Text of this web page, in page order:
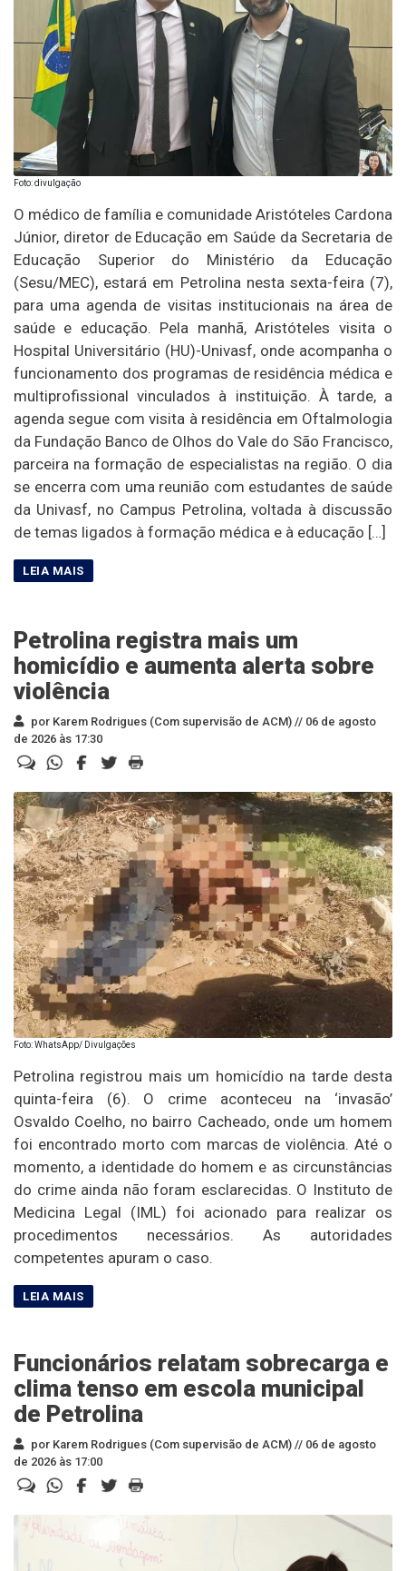
Foto: divulgação
O médico de família e comunidade Aristóteles Cardona
Júnior, diretor de Educação em Saúde da Secretaria de
Educação Superior do Ministério da Educação
(Sesu/MEC), estará em Petrolina nesta sexta-feira (7),
para uma agenda de visitas institucionais na área de
saúde e educação. Pela manhã, Aristóteles visita o
Hospital Universitário (HU)-Univasf, onde acompanha o
funcionamento dos programas de residência médica e
multiprofissional vinculados à instituição. À tarde, a
agenda segue com visita à residência em Oftalmologia
da Fundação Banco de Olhos do Vale do São Francisco,
parceira na formação de especialistas na região. O dia
se encerra com uma reunião com estudantes de saúde
da Univasf, no Campus Petrolina, voltada à discussão
de temas ligados à formação médica e à educação […]
Petrolina registra mais um
homicídio e aumenta alerta sobre
violência
por Karem Rodrigues (Com supervisão de ACM) // 06 de agosto
de 2026 às 17:30
Foto: WhatsApp/ Divulgações
Petrolina registrou mais um homicídio na tarde desta
quinta-feira (6). O crime aconteceu na ‘invasão’
Osvaldo Coelho, no bairro Cacheado, onde um homem
foi encontrado morto com marcas de violência. Até o
momento, a identidade do homem e as circunstâncias
do crime ainda não foram esclarecidas. O Instituto de
Medicina Legal (IML) foi acionado para realizar os
procedimentos necessários. As autoridades
competentes apuram o caso.
Funcionários relatam sobrecarga e
clima tenso em escola municipal
de Petrolina
por Karem Rodrigues (Com supervisão de ACM) // 06 de agosto
de 2026 às 17:00